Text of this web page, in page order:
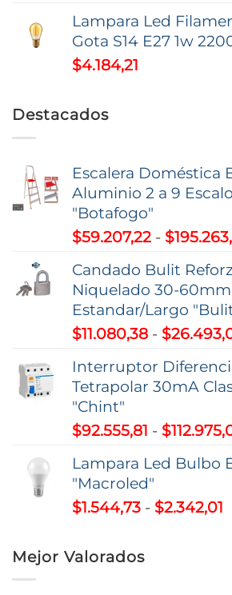
Lampara Led
Gota S14 E27 1w
$4.184,21
Destacados
Escalera Doméstica
Aluminio 2 a 9
"Botafogo"
$59.207,22 - $
Candado Bulit
Niquelado 30-
Estandar/Largo
$11.080,38 - $
Interruptor
Tetrapolar 30mA
"Chint"
$92.555,81 - $
Lampara Led Bulbo
"Macroled"
$1.544,73 - $2.342,01
Mejor Valorados